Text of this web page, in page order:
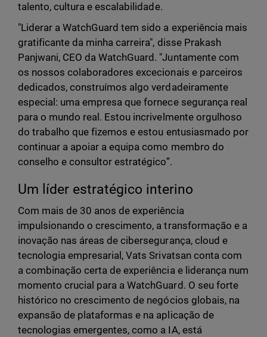
talento, cultura e escalabilidade.
"Liderar a WatchGuard tem sido a experiência mais
gratificante da minha carreira", disse Prakash
Panjwani, CEO da WatchGuard. "Juntamente com
os nossos colaboradores excecionais e parceiros
dedicados, construímos algo verdadeiramente
especial: uma empresa que fornece segurança real
para o mundo real. Estou incrivelmente orgulhoso
do trabalho que fizemos e estou entusiasmado por
continuar a apoiar a equipa como membro do
conselho e consultor estratégico”.
Um líder estratégico interino
Com mais de 30 anos de experiência
impulsionando o crescimento, a transformação e a
inovação nas áreas de cibersegurança, cloud e
tecnologia empresarial, Vats Srivatsan conta com
a combinação certa de experiência e liderança num
momento crucial para a WatchGuard. O seu forte
histórico no crescimento de negócios globais, na
expansão de plataformas e na aplicação de
tecnologias emergentes, como a IA, está